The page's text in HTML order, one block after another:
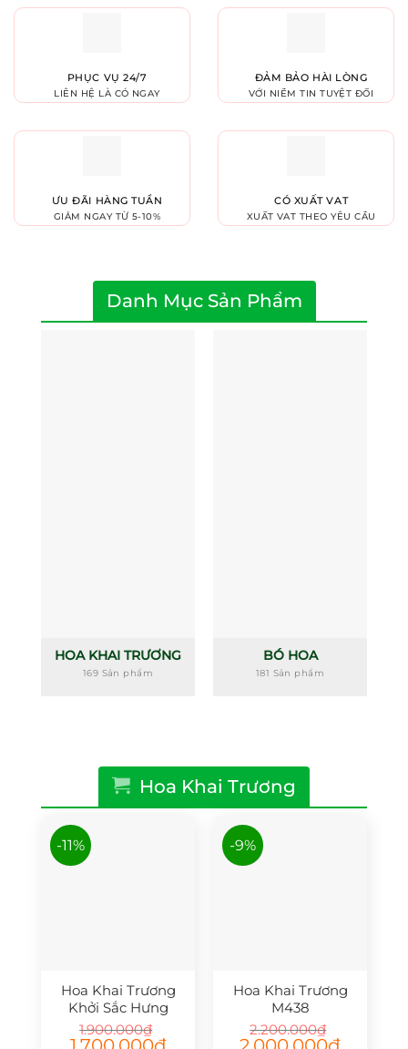
PHỤC VỤ 24/7
LIÊN HỆ LÀ CÓ NGAY
ĐẢM BẢO HÀI LÒNG
VỚI NIỀM TIN TUYỆT ĐỐI
ƯU ĐÃI HÀNG TUẦN
GIẢM NGAY TỪ 5-10%
CÓ XUẤT VAT
XUẤT VAT THEO YÊU CẦU
Danh Mục Sản Phẩm
HOA KHAI TRƯƠNG
169 Sản phẩm
BÓ HOA
181 Sản phẩm
Hoa Khai Trương
-11%
Hoa Khai Trương
Khởi Sắc Hưng
Thịnh S38
1.900.000₫
Giá
Giá
-9%
Hoa Khai Trương
M438
2.200.000₫
Giá
Giá